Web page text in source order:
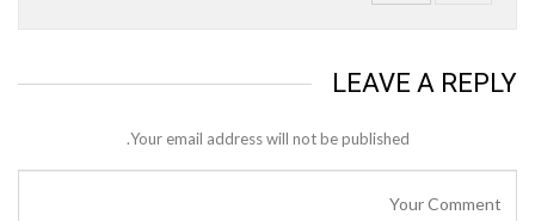
LEAVE A REPLY
Your email address will not be published.